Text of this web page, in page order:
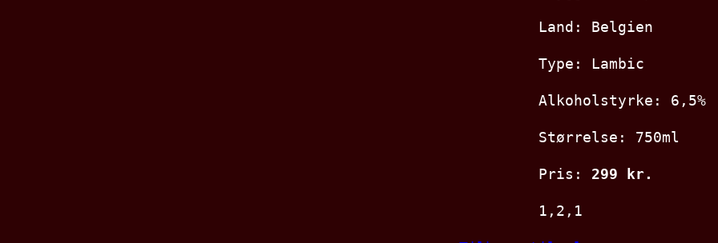
Land: Belgien
Type: Lambic
Alkoholstyrke: 6,5%
Størrelse: 750ml
Pris: 299 kr.
1,2,1